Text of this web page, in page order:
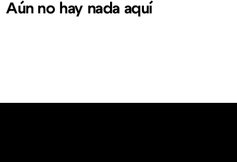
Aún no hay nada aquí